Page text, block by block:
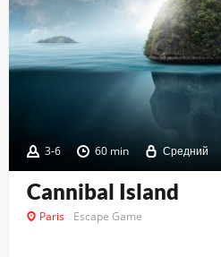
3-6 60 min Средний
Cannibal Island
Paris Escape Game